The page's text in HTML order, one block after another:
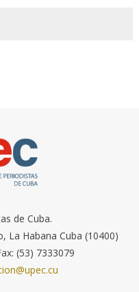
de Cuba.
La Habana Cuba (10400)
(53) 7333079